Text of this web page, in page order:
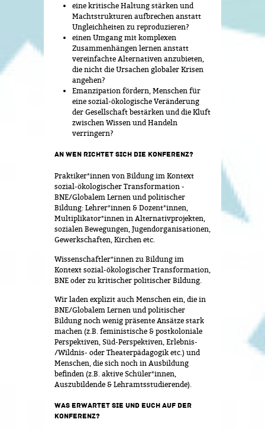
eine kritische Haltung stärken und
Machtstrukturen aufbrechen anstatt
Ungleichheiten zu reproduzieren?
einen Umgang mit komplexen
Zusammenhängen lernen anstatt
vereinfachte Alternativen anzubieten,
die nicht die Ursachen globaler Krisen
angehen?
Emanzipation fördern, Menschen für
eine sozial-ökologische Veränderung
der Gesellschaft bestärken und die Kluft
zwischen Wissen und Handeln
verringern?
AN WEN RICHTET SICH DIE KONFERENZ?
Praktiker*innen von Bildung im Kontext
sozial-ökologischer Transformation -
BNE/Globalem Lernen und politischer
Bildung: Lehrer*innen & Dozent*innen,
Multiplikator*innen in Alternativprojekten,
sozialen Bewegungen, Jugendorganisationen,
Gewerkschaften, Kirchen etc.
Wissenschaftler*innen zu Bildung im
Kontext sozial-ökologischer Transformation,
BNE oder zu kritischer politischer Bildung.
Wir laden explizit auch Menschen ein, die in
BNE/Globalem Lernen und politischer
Bildung noch wenig präsente Ansätze stark
machen (z.B. feministische & postkoloniale
Perspektiven, Süd-Perspektiven, Erlebnis-
/Wildnis- oder Theaterpädagogik etc.) und
Menschen, die sich noch in Ausbildung
befinden (z.B. aktive Schüler*innen,
Auszubildende & Lehramtsstudierende).
WAS ERWARTET SIE UND EUCH AUF DER
KONFERENZ?